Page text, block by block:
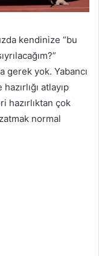
kendinize “bu
gerek yok. Yabancı
atlayıp
hazırlıktan çok
normal